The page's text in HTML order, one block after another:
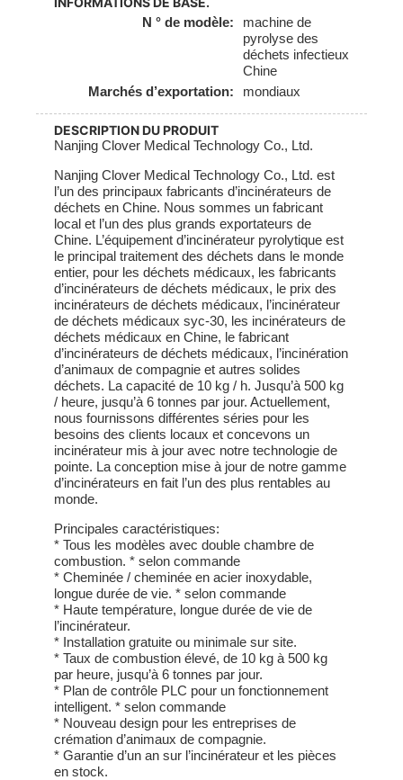
N ° de modèle:
machine de
pyrolyse des
déchets infectieux
Chine
Marchés d’exportation:
mondiaux
DESCRIPTION DU PRODUIT
Nanjing Clover Medical Technology Co., Ltd.
Nanjing Clover Medical Technology Co., Ltd. est
l’un des principaux fabricants d’incinérateurs de
déchets en Chine. Nous sommes un fabricant
local et l’un des plus grands exportateurs de
Chine. L’équipement d’incinérateur pyrolytique est
le principal traitement des déchets dans le monde
entier, pour les déchets médicaux, les fabricants
d’incinérateurs de déchets médicaux, le prix des
incinérateurs de déchets médicaux, l’incinérateur
de déchets médicaux syc-30, les incinérateurs de
déchets médicaux en Chine, le fabricant
d’incinérateurs de déchets médicaux, l’incinération
d’animaux de compagnie et autres solides
déchets. La capacité de 10 kg / h. Jusqu’à 500 kg
/ heure, jusqu’à 6 tonnes par jour. Actuellement,
nous fournissons différentes séries pour les
besoins des clients locaux et concevons un
incinérateur mis à jour avec notre technologie de
pointe. La conception mise à jour de notre gamme
d’incinérateurs en fait l’un des plus rentables au
monde.
Principales caractéristiques:
* Tous les modèles avec double chambre de
combustion. * selon commande
* Cheminée / cheminée en acier inoxydable,
longue durée de vie. * selon commande
* Haute température, longue durée de vie de
l’incinérateur.
* Installation gratuite ou minimale sur site.
* Taux de combustion élevé, de 10 kg à 500 kg
par heure, jusqu’à 6 tonnes par jour.
* Plan de contrôle PLC pour un fonctionnement
intelligent. * selon commande
* Nouveau design pour les entreprises de
crémation d’animaux de compagnie.
* Garantie d’un an sur l’incinérateur et les pièces
en stock.